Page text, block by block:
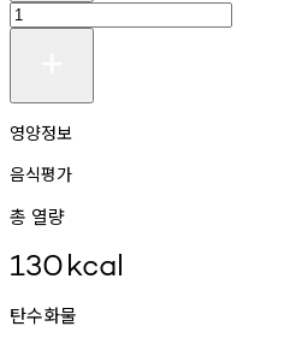
영양정보
음식평가
총 열량
130kcal
탄수화물